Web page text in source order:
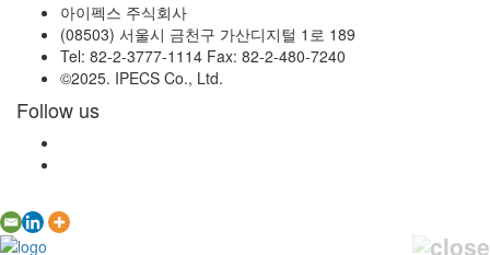
아이펙스 주식회사
(08503) 서울시 금천구 가산디지털 1로 189
Tel: 82-2-3777-1114 Fax: 82-2-480-7240
©2025. IPECS Co., Ltd.
Follow us